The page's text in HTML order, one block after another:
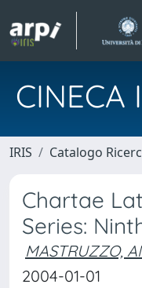
CINECA
IRIS Catalogo
Chartae
Series:
MASTRUZZO,
2004-01-01